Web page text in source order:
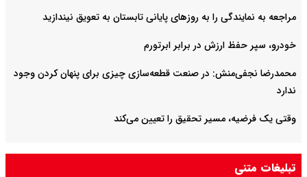
مراجعه به نمایندگی را به روزهای پایانی تابستان به تعویق نیندازید
خودرو، سپر حفظ ارزش در برابر ابرتورم
محمدرضا نجفی‌منش: در صنعت قطعه‌سازی چیزی برای پنهان کردن وجود
ندارد
وقتی یک فرضیه، مسیر تحقیق را تعیین می‌کند
تبلیغات متنی